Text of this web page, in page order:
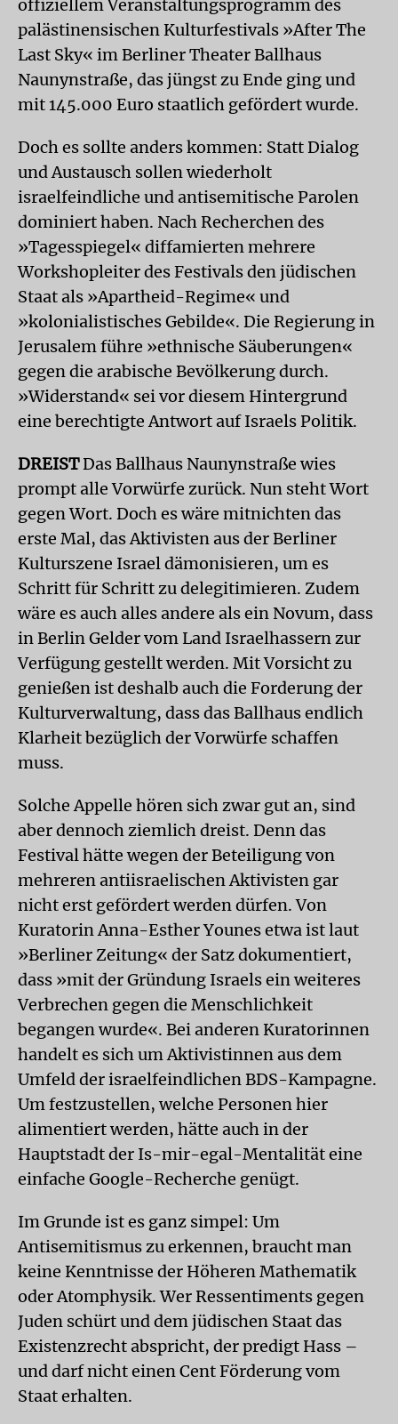
offiziellem Veranstaltungsprogramm des
palästinensischen Kulturfestivals »After The
Last Sky« im Berliner Theater Ballhaus
Naunynstraße, das jüngst zu Ende ging und
mit 145.000 Euro staatlich gefördert wurde.
Doch es sollte anders kommen: Statt Dialog
und Austausch sollen wiederholt
israelfeindliche und antisemitische Parolen
dominiert haben. Nach Recherchen des
»Tagesspiegel« diffamierten mehrere
Workshopleiter des Festivals den jüdischen
Staat als »Apartheid-Regime« und
»kolonialistisches Gebilde«. Die Regierung in
Jerusalem führe »ethnische Säuberungen«
gegen die arabische Bevölkerung durch.
»Widerstand« sei vor diesem Hintergrund
eine berechtigte Antwort auf Israels Politik.
DREISTDas Ballhaus Naunynstraße wies
prompt alle Vorwürfe zurück. Nun steht Wort
gegen Wort. Doch es wäre mitnichten das
erste Mal, das Aktivisten aus der Berliner
Kulturszene Israel dämonisieren, um es
Schritt für Schritt zu delegitimieren. Zudem
wäre es auch alles andere als ein Novum, dass
in Berlin Gelder vom Land Israelhassern zur
Verfügung gestellt werden. Mit Vorsicht zu
genießen ist deshalb auch die Forderung der
Kulturverwaltung, dass das Ballhaus endlich
Klarheit bezüglich der Vorwürfe schaffen
muss.
Solche Appelle hören sich zwar gut an, sind
aber dennoch ziemlich dreist. Denn das
Festival hätte wegen der Beteiligung von
mehreren antiisraelischen Aktivisten gar
nicht erst gefördert werden dürfen. Von
Kuratorin Anna-Esther Younes etwa ist laut
»Berliner Zeitung« der Satz dokumentiert,
dass »mit der Gründung Israels ein weiteres
Verbrechen gegen die Menschlichkeit
begangen wurde«. Bei anderen Kuratorinnen
handelt es sich um Aktivistinnen aus dem
Umfeld der israelfeindlichen BDS-Kampagne.
Um festzustellen, welche Personen hier
alimentiert werden, hätte auch in der
Hauptstadt der Is-mir-egal-Mentalität eine
einfache Google-Recherche genügt.
Im Grunde ist es ganz simpel: Um
Antisemitismus zu erkennen, braucht man
keine Kenntnisse der Höheren Mathematik
oder Atomphysik. Wer Ressentiments gegen
Juden schürt und dem jüdischen Staat das
Existenzrecht abspricht, der predigt Hass –
und darf nicht einen Cent Förderung vom
Staat erhalten.